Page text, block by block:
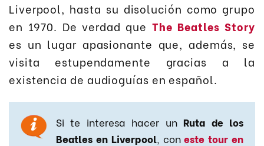
Liverpool, hasta su disolución como grupo
en 1970. De verdad que The Beatles Story
es un lugar apasionante que, además, se
visita estupendamente gracias a la
existencia de audioguías en español.
Si te interesa hacer unRuta de los
Beatles en Liverpool, coneste tour en